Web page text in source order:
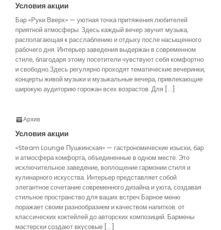
Условия акции
Бар «Руки Вверх» — уютная точка притяжения любителей
приятной атмосферы. Здесь каждый вечер звучит музыка,
располагающая к расслаблению и отдыху после насыщенного
рабочего дня. Интерьер заведения выдержан в современном
стиле, благодаря этому посетители чувствуют себя комфортно
и свободно.Здесь регулярно проходят тематические вечеринки,
концерты живой музыки и музыкальные вечера, привлекающие
широкую аудиторию горожан всех возрастов. Для […]
Архив
Условия акции
«Steam Lounge Пушкинская» — гастрономические изыски, бар
и атмосфера комфорта, объединенные в одном месте. Это
исключительное заведение, воплощение гармонии стиля и
кулинарного искусства. Интерьер представляет собой
элегантное сочетание современного дизайна и уюта, создавая
стильное пространство для ваших встреч.Барное меню
поражает своим разнообразием и качеством напитков: от
классических коктейлей до авторских композиций. Бармены
мастерски создают вкусовые […]